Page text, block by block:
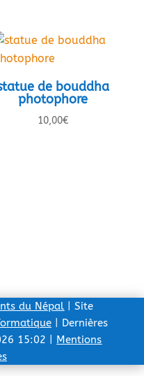
de bouddha
photophore
10,00€
du Népal
| Site
| Dernières
15:02 |
Mentions